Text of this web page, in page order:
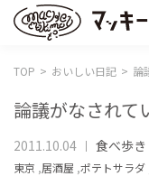
TOP おいしい日記 論
論議がなされて
2011.10.04 食べ歩き
東京 ,居酒屋 ,ポテトサラダ